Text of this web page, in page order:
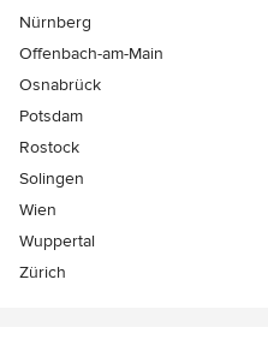
Nürnberg
Offenbach-am-Main
Osnabrück
Potsdam
Rostock
Solingen
Wien
Wuppertal
Zürich